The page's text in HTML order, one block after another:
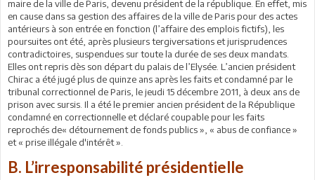
maire de la ville de Paris, devenu président de la république. En effet, mis
en cause dans sa gestion des affaires de la ville de Paris pour des actes
antérieurs à son entrée en fonction (l’affaire des emplois fictifs), les
poursuites ont été, après plusieurs tergiversations et jurisprudences
contradictoires, suspendues sur toute la durée de ses deux mandats.
Elles ont repris dès son départ du palais de l’Elysée. L’ancien président
Chirac a été jugé plus de quinze ans après les faits et condamné par le
tribunal correctionnel de Paris, le jeudi 15 décembre 2011, à deux ans de
prison avec sursis. Il a été le premier ancien président de la République
condamné en correctionnelle et déclaré coupable pour les faits
reprochés de« détournement de fonds publics », « abus de confiance »
et « prise illégale d'intérêt ».
B. L’irresponsabilité présidentielle